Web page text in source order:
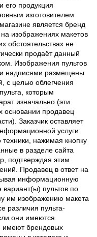
его продукция
изготовителем
является бренд
изображениях макетов
обстоятельствах не
продаёт данный
Изображения пультов
надписями размещены
с целью облегчения
которым
изначально (эти
основании продавец
Заказчик оставляет
услуги:
техники, нажимая кнопку
в разделе сайта
подтверждая этим
Продавец в ответ на
информационную
вариант(ы) пультов по
им изображению макета
различия пульта-
они имеются.
имеют брендовых